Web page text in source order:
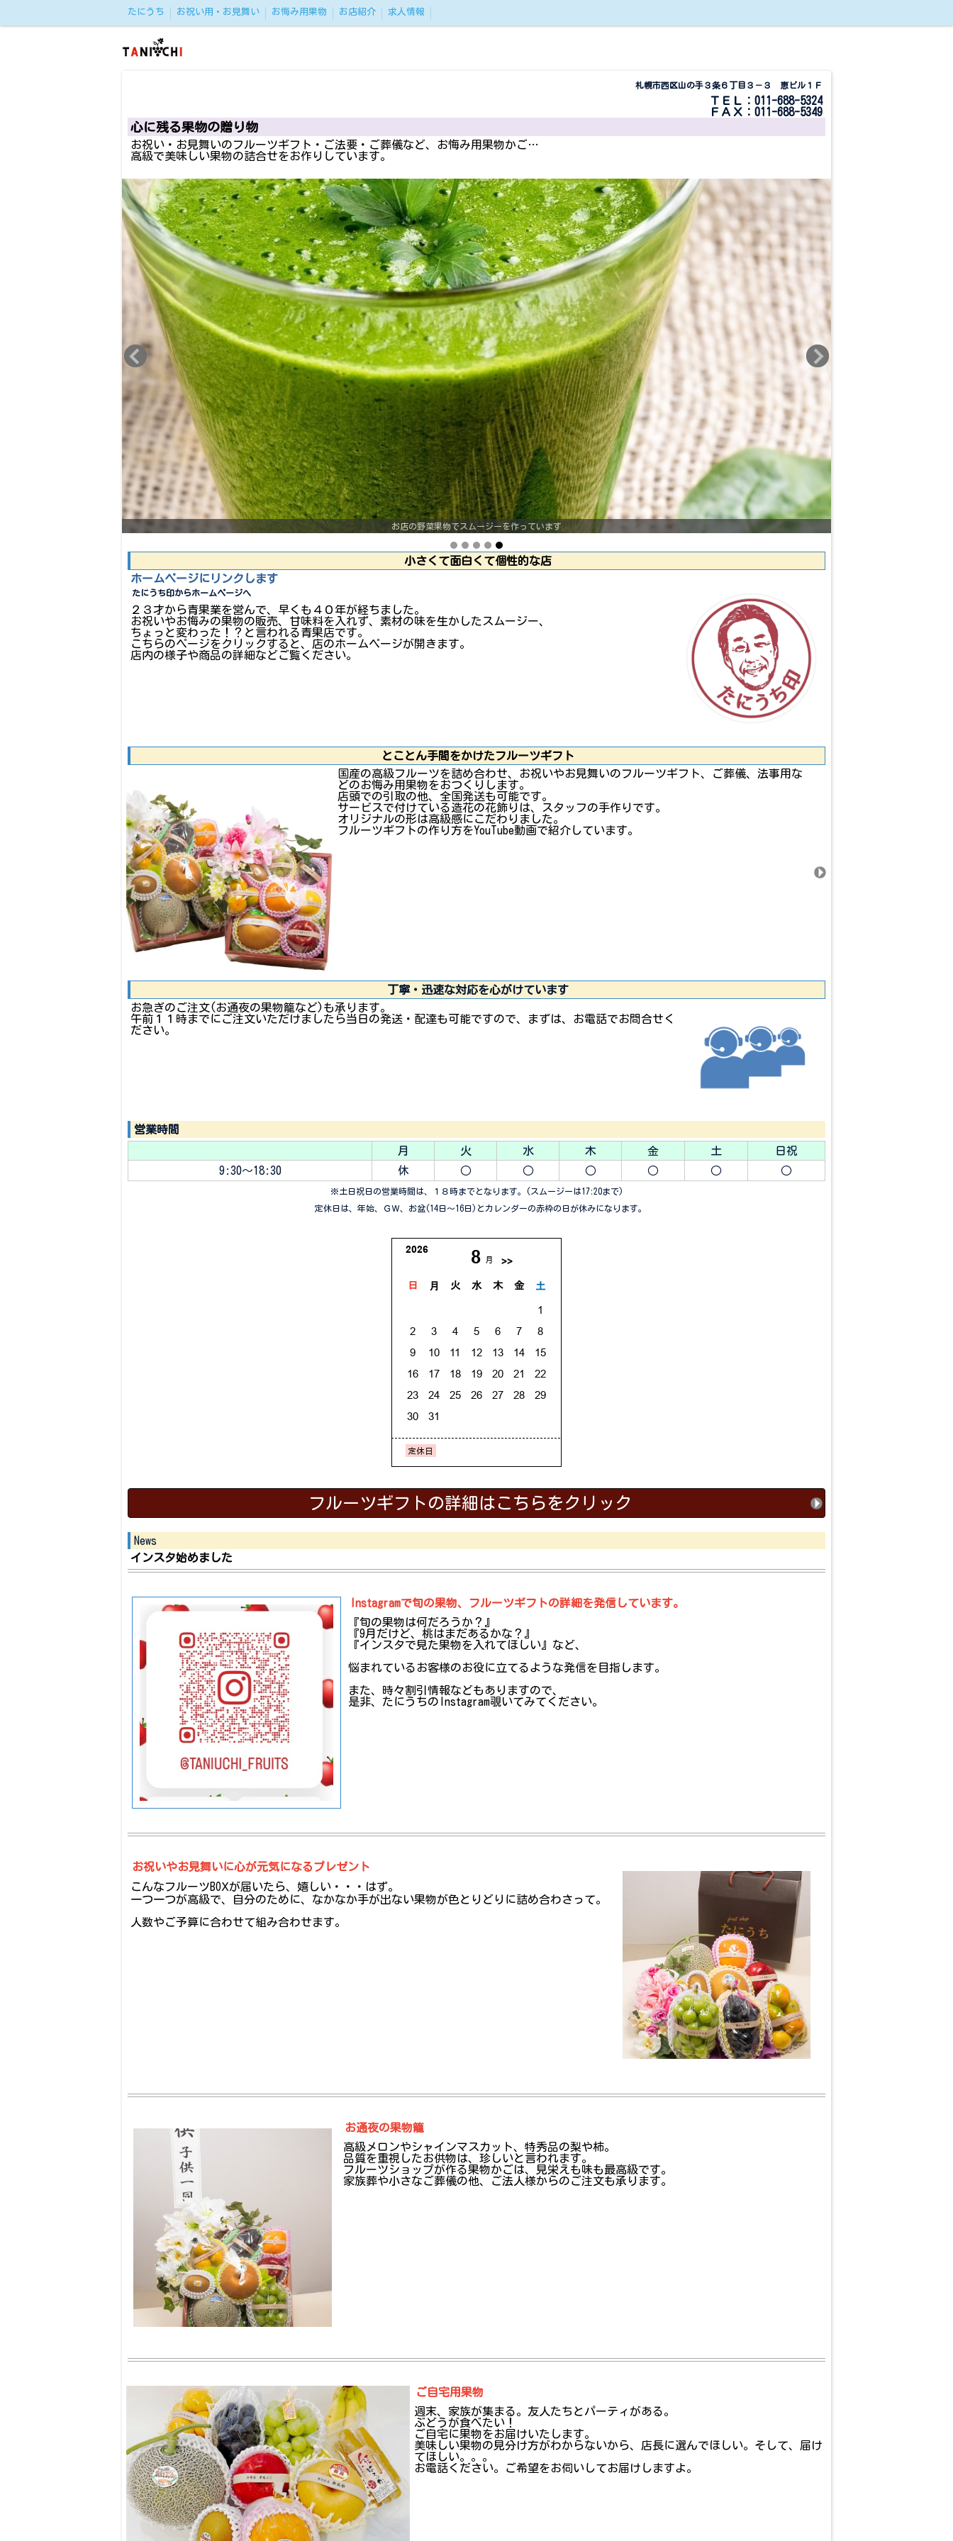
たにうち お祝い用・お見舞い お悔み用果物 お店紹介 求人情報
札幌市西区山の手３条６丁目３－３ 恵ビル１Ｆ
ＴＥＬ：011-688-5324
ＦＡＸ：011-688-5349
心に残る果物の贈り物
お祝い・お見舞いのフルーツギフト・ご法要・ご葬儀など、お悔み用果物かご…
高級で美味しい果物の詰合せをお作りしています。
お店の野菜果物でスムージーを作っています
小さくて面白くて個性的な店
ホームページにリンクします
たにうち印からホームページへ
２３才から青果業を営んで、早くも４０年が経ちました。
お祝いやお悔みの果物の販売、甘味料を入れず、素材の味を生かしたスムージー、
ちょっと変わった！？と言われる青果店です。
こちらのページをクリックすると、店のホームページが開きます。
店内の様子や商品の詳細などご覧ください。
とことん手間をかけたフルーツギフト
国産の高級フルーツを詰め合わせ、お祝いやお見舞いのフルーツギフト、ご葬儀、法事用な
どのお悔み用果物をおつくりします。
店頭での引取の他、全国発送も可能です。
サービスで付けている造花の花飾りは、スタッフの手作りです。
オリジナルの形は高級感にこだわりました。
フルーツギフトの作り方をYouTube動画で紹介しています。
丁寧・迅速な対応を心がけています
お急ぎのご注文(お通夜の果物籠など)も承ります。
午前１１時までにご注文いただけましたら当日の発送・配達も可能ですので、まずは、お電話でお問合せく
ださい。
営業時間
月
火 水 木 金 土
日祝
9:30～18:30
休 ○ ○ ○ ○ ○ ○
※土日祝日の営業時間は、１８時までとなります。(スムージーは17:20まで)
定休日は、年始、ＧＷ、お盆(14日～16日)とカレンダーの赤枠の日が休みになります。
フルーツギフトの詳細はこちらをクリック
News
インスタ始めました
Instagramで旬の果物、フルーツギフトの詳細を発信しています。
『旬の果物は何だろうか？』
『9月だけど、桃はまだあるかな？』
『インスタで見た果物を入れてほしい』など、
悩まれているお客様のお役に立てるような発信を目指します。
また、時々割引情報などもありますので、
是非、たにうちのInstagram覗いてみてください。
お祝いやお見舞いに心が元気になるプレゼント
こんなフルーツBOⅩが届いたら、嬉しい・・・はず。
一つ一つが高級で、自分のために、なかなか手が出ない果物が色とりどりに詰め合わさって。
人数やご予算に合わせて組み合わせます。
お通夜の果物籠
高級メロンやシャインマスカット、特秀品の梨や柿。
品質を重視したお供物は、珍しいと言われます。
フルーツショップが作る果物かごは、見栄えも味も最高級です。
家族葬や小さなご葬儀の他、ご法人様からのご注文も承ります。
ご自宅用果物
週末、家族が集まる。友人たちとパーティがある。
ぶどうが食べたい！
ご自宅に果物をお届けいたします。
美味しい果物の見分け方がわからないから、店長に選んでほしい。そして、届け
てほしい。。。
お電話ください。ご希望をお伺いしてお届けしますよ。